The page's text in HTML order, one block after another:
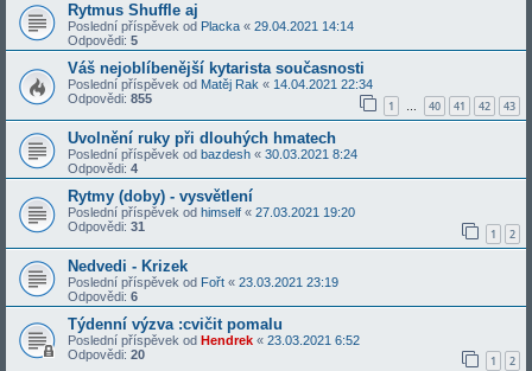
Rytmus Shuffle aj
Poslední příspěvek od Placka « 29.04.2021 14:14
Odpovědi: 5
Váš nejoblíbenější kytarista současnosti
Poslední příspěvek od Matěj Rak « 14.04.2021 22:34
Odpovědi: 855 1 … 40 41 42 43
Uvolnění ruky při dlouhých hmatech
Poslední příspěvek od bazdesh « 30.03.2021 8:24
Odpovědi: 4
Rytmy (doby) - vysvětlení
Poslední příspěvek od himself « 27.03.2021 19:20
Odpovědi: 31 1 2
Nedvedi - Krizek
Poslední příspěvek od Fořt « 23.03.2021 23:19
Odpovědi: 6
Týdenní výzva :cvičit pomalu
Poslední příspěvek od Hendrek « 23.03.2021 6:52
Odpovědi: 20 1 2